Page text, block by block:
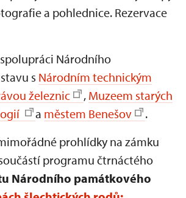
a pohlednice. Rezervace
Národního
s Národním technickým
železnic , Muzeem starých
a městem Benešov
.
prohlídky na zámku
programu čtrnáctého
Národního památkového